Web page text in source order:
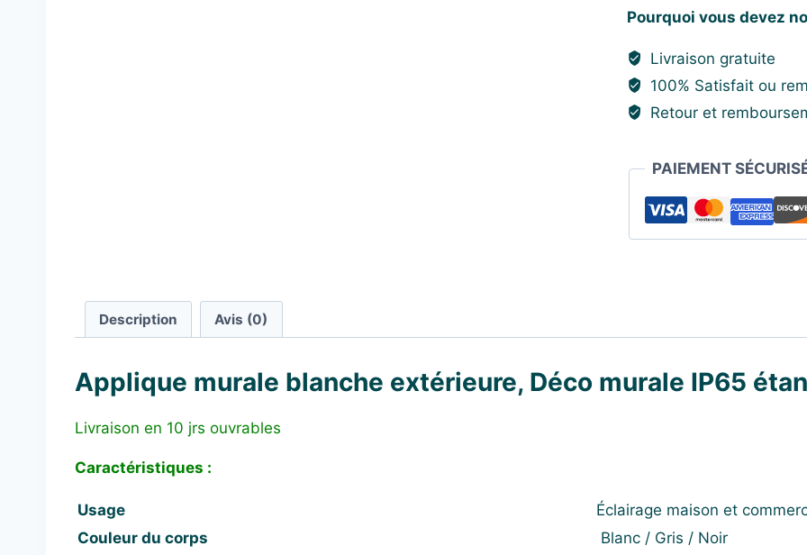
Blanche
Extérieure
Pourquoi vous devez
Livraison gratuite
100% Satisfait ou
Retour et
PAIEMENT
Description Avis (0)
Applique murale blanche extérieure, Déco murale IP65
Livraison en 10 jrs ouvrables
Caractéristiques :
Usage
Éclairage maison et
Couleur du corps
Blanc / Gris / Noir